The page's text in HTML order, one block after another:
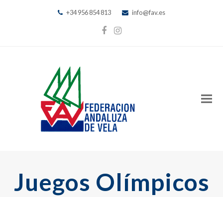
+34 956 854 813 info@fav.es
Facebook
Instagram
Juegos Olímpicos